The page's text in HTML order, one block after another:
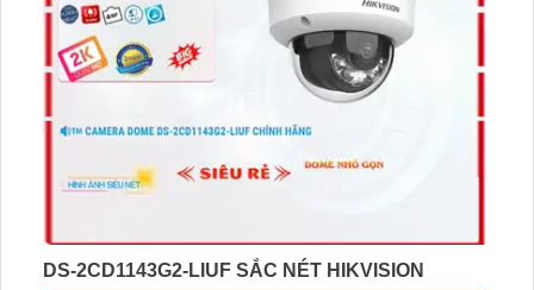
DS-2CD1143G2-LIUF SẮC NÉT HIKVISION